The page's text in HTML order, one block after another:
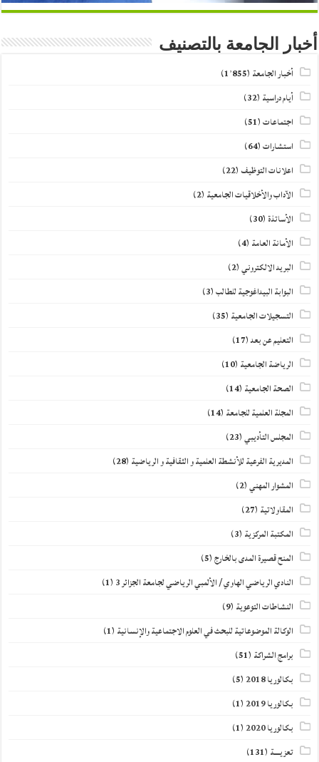
أخبار الجامعة بالتصنيف
أخبار الجامعة (1٬855)
أيام دراسية (32)
اجتماعات(51)
استشارات(64)
اعلانات التوظيف (22)
الآداب والأخلاقيات الجامعية (2)
الأساتذة(30)
الأمانة العامة (4)
البريد الالكتروني(2)
البوابة البيداغوجية للطالب(3)
التسجيلات الجامعية (35)
التعليم عن بعد(17)
الرياضة الجامعية (10)
الصحة الجامعية (14)
المجلة العلمية للجامعة (14)
المجلس التأديبي(23)
المديرية الفرعية للأنشطة العلمية و الثقافية و الرياضية (28)
المشوار المهني(2)
المقاولاتية (27)
المكتبة المركزية (3)
المنح قصيرة المدى بالخارج(5)
النادي الرياضي الهاوي / الألمبي الرياضي لجامعة الجزائر 3 (1)
النشاطات التوعوية (9)
الوكالة الموضوعاتية للبحث في العلوم الاجتماعية والإنسانية (1)
برامج الشراكة (51)
بكالوريا 2018
(5)
بكالوريا 2019
(1)
بكالوريا 2020
(1)
تعزيــــة (131)